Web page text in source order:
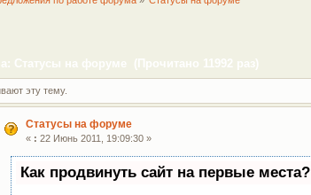
Статусы на форуме (Прочитано 11992 раз)
эту тему.
Статусы на форуме
« : 22 Июнь 2011, 19:09:30 »
Как продвинуть сайт на первые места?